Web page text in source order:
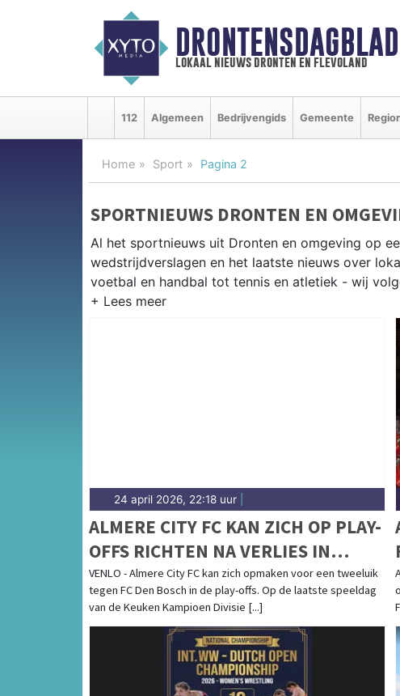
lokaal nieuws dronten en flevoland
112 Algemeen Bedrijvengids Gemeente
Home Sport Pagina 2
SPORTNIEUWS DRONTEN EN
Al het sportnieuws uit Dronten en omgeving op
wedstrijdverslagen en het laatste nieuws over
voetbal en handbal tot tennis en atletiek - wij
Van FC Dronten en VV Biddinghuizen tot
Veluwemeer — sport in Dronten past bij een
24 april 2026, 22:18 uur
ALMERE CITY FC KAN ZICH OP PLAY-
OFFS RICHTEN NA VERLIES IN
VENLO
VENLO - Almere City FC kan zich opmaken voor een tweeluik
tegen FC Den Bosch in de play-offs. Op de laatste speeldag
van de Keuken Kampioen Divisie [...]